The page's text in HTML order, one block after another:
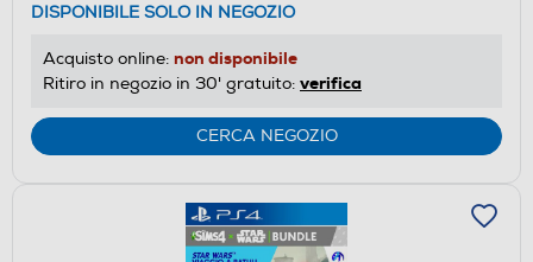
DISPONIBILE SOLO IN NEGOZIO
Acquisto online: non disponibile
Ritiro in negozio in 30' gratuito: verifica
CERCA NEGOZIO